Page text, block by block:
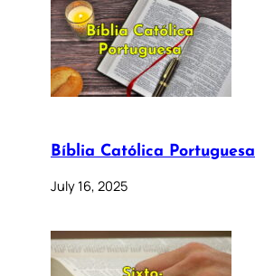
Bíblia Católica Portuguesa
July 16, 2025